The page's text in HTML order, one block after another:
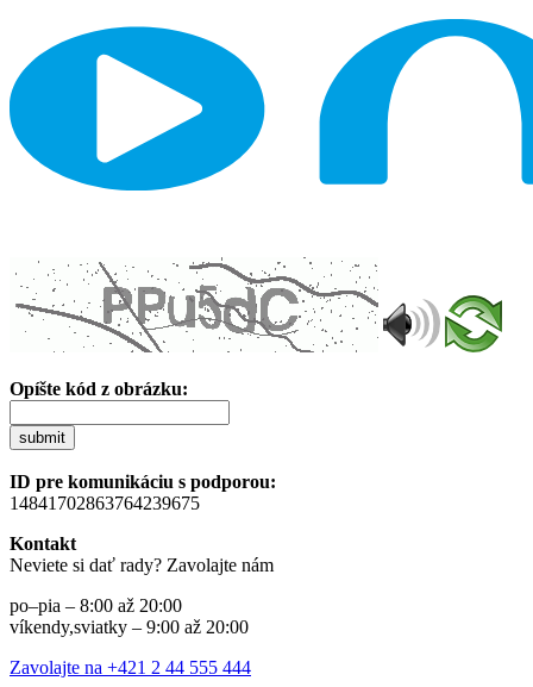
Opíšte kód z obrázku:
submit
ID pre komunikáciu s podporou:
14841702863764239675
Kontakt
Neviete si dať rady? Zavolajte nám
po–pia – 8:00 až 20:00
víkendy,sviatky – 9:00 až 20:00
Zavolajte na +421 2 44 555 444